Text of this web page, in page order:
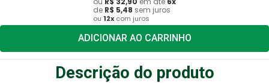
de R$ 5,48 sem juros
ou 12x com juros
ADICIONAR AO CARRINHO
Descrição do produto